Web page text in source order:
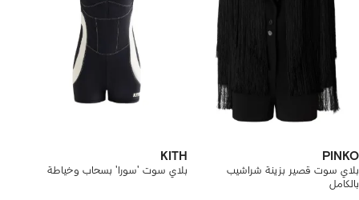
PINKO
بلاي سوت قصير بزينة شراشيب
بالكامل
KITH
بلاي سوت 'سورا' بسحاب وخياطة